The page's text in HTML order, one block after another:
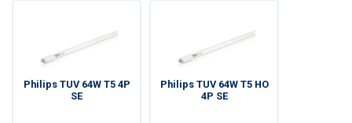
Philips TUV 64W T5 4P
SE
Philips TUV 64W T5 HO
4P SE